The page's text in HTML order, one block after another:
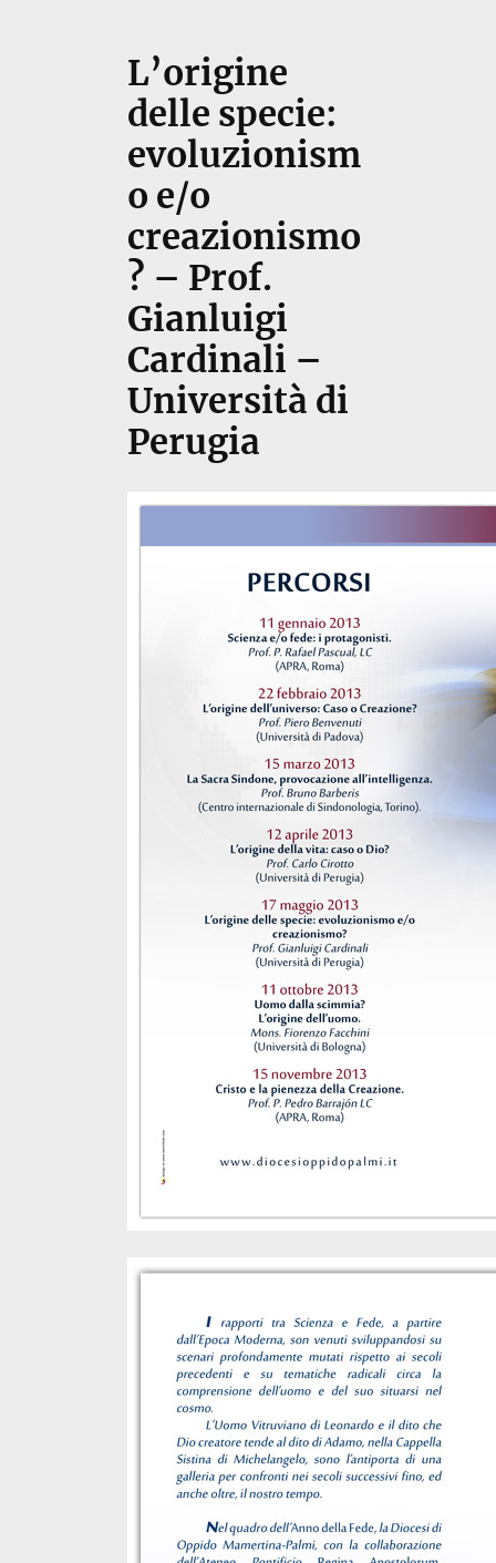
L’origine
delle specie:
evoluzionism
o e/o
creazionismo
? – Prof.
Gianluigi
Cardinali –
Università di
Perugia